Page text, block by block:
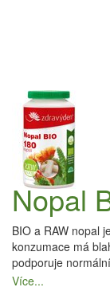
Nopal
BIO a RAW nopal
konzumace má
podporuje
Více...